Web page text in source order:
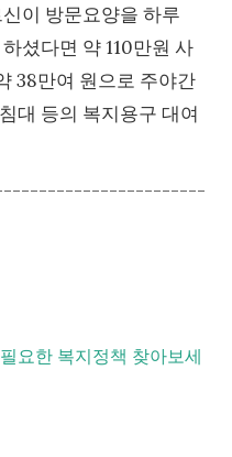
이 방문요양을 하루
셨다면 약 110만원 사
38만여 원으로 주야간
대 등의 복지용구 대여
요한 복지정책 찾아보세